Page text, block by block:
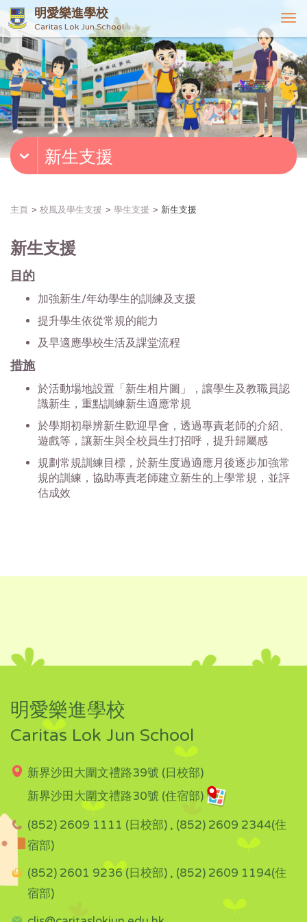
明愛樂進學校
Caritas Lok Jun School
T
o
g
g
l
e
n
v
g
新生支援
主頁 校風及學生支援 學生支援 新生支援
新生支援
目的
加強新生/年幼學生的訓練及支援
提升學生依從常規的能力
及早適應學校生活及課堂流程
措施
於活動場地設置「新生相片圖」，讓學生及教職員認
識新生，重點訓練新生適應常規
於學期初舉辨新生歡迎早會，透過專責老師的介紹、
遊戲等，讓新生與全校員生打招呼，提升歸屬感
規劃常規訓練目標，於新生度過適應月後逐步加強常
規的訓練，協助專責老師建立新生的上學常規，並評
估成效
明愛樂進學校
Caritas Lok Jun School
新界沙田大圍文禮路39號 (日校部)
新界沙田大圍文禮路30號 (住宿部)
(852) 2609 1111 (日校部) , (852) 2609 2344(住
宿部)
(852) 2601 9236 (日校部) , (852) 2609 1194(住
宿部)